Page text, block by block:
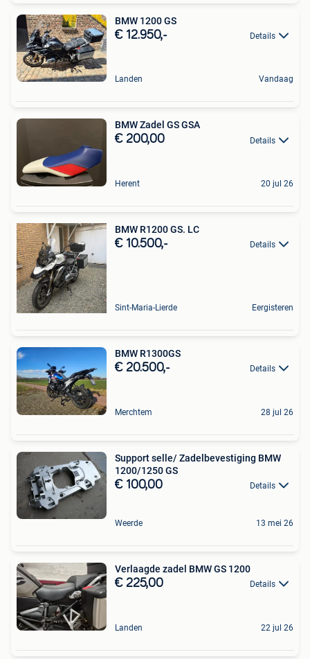
BMW 1200 GS
€ 12.950,- Details
Landen Vandaag
BMW Zadel GS GSA
€ 200,00 Details
Herent 20 jul 26
BMW R1200 GS. LC
€ 10.500,- Details
Sint-Maria-Lierde Eergisteren
BMW R1300GS
€ 20.500,- Details
Merchtem 28 jul 26
Support selle/ Zadelbevestiging BMW
1200/1250 GS
€ 100,00 Details
Weerde 13 mei 26
Verlaagde zadel BMW GS 1200
€ 225,00 Details
Landen 22 jul 26